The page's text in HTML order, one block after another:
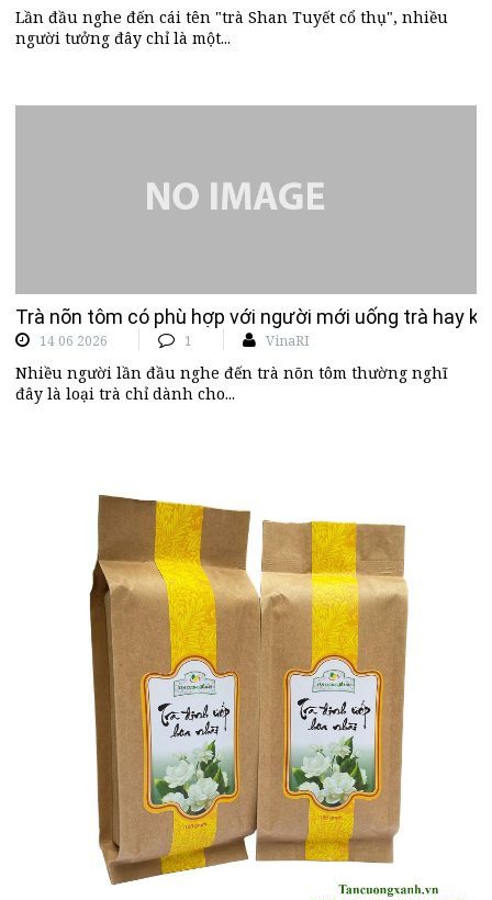
Lần đầu nghe đến cái tên "trà Shan Tuyết cổ thụ", nhiều
người tưởng đây chỉ là một...
Trà nõn tôm có phù hợp với người mới uống trà hay
14 06 2026 1 VinaRI
Nhiều người lần đầu nghe đến trà nõn tôm thường nghĩ
đây là loại trà chỉ dành cho...